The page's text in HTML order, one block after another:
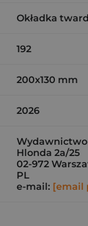
Okładka
192
200x130 mm
2026
Wydawnictwo
Hlonda 2a/25
02-972
PL
e-mail: [email